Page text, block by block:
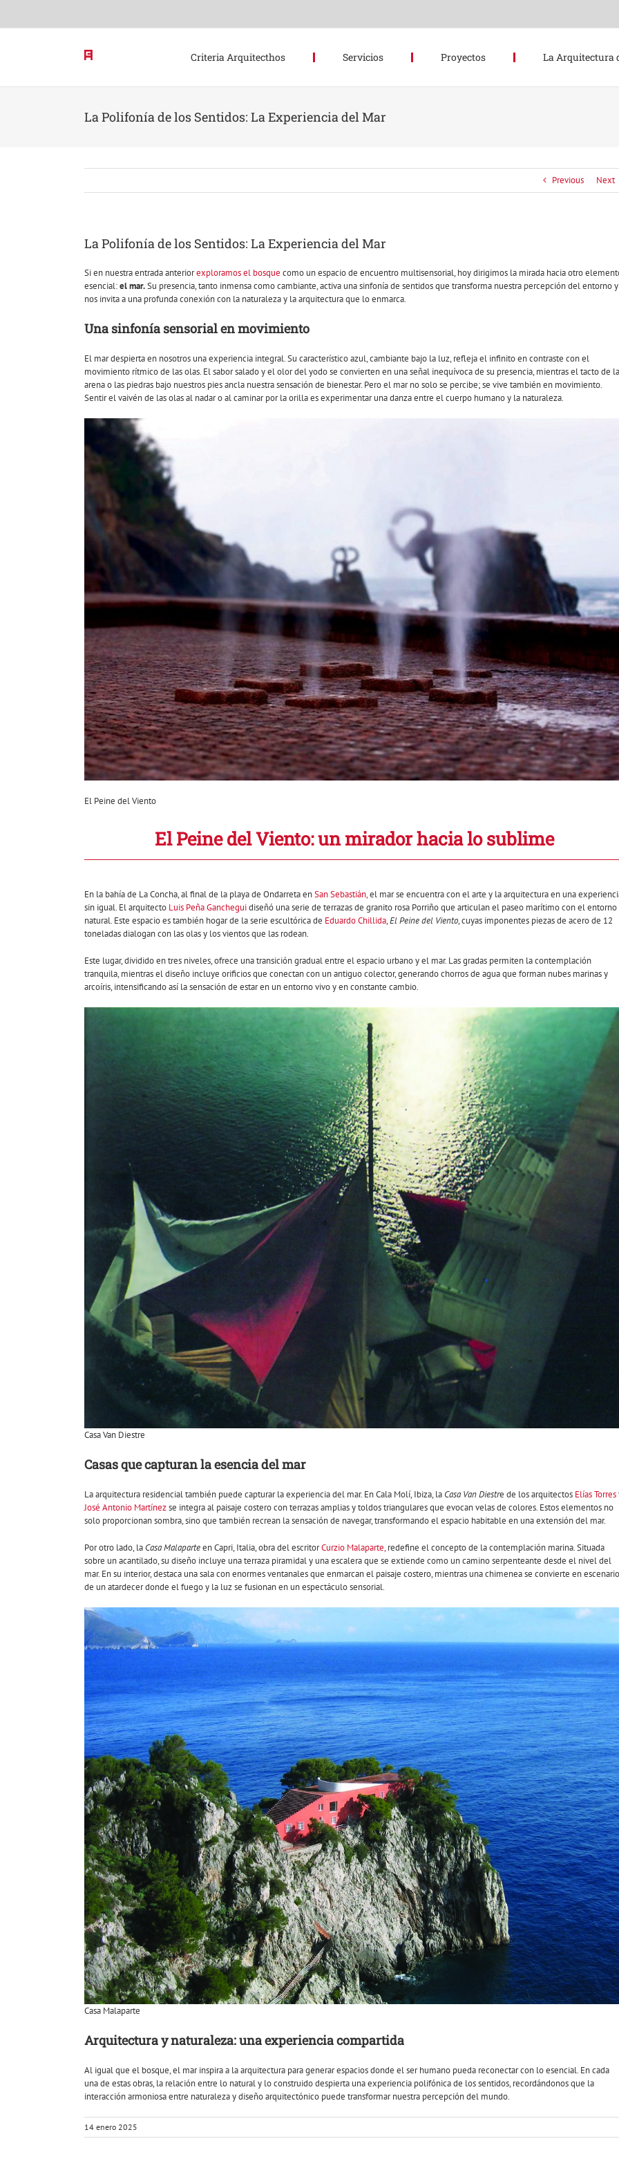
content
Criteria Arquitecthos Servicios Proyectos La Arquitectura
La Polifonía de los Sentidos: La Experiencia del Mar
Previous Next
La Polifonía de los Sentidos: La Experiencia del Mar
Si en nuestra entrada anteriorexploramos el bosque como un espacio de encuentro multisensorial, hoy dirigimos la mirada hacia otro
esencial:el mar.Su presencia, tanto inmensa como cambiante, activa una sinfonía de sentidos que transforma nuestra percepción del entorno y
nos invita a una profunda conexión con la naturaleza y la arquitectura que lo enmarca.
Una sinfonía sensorial en movimiento
El mar despierta en nosotros una experiencia integral. Su característico azul, cambiante bajo la luz, refleja el infinito en contraste con el
movimiento rítmico de las olas. El sabor salado y el olor del yodo se convierten en una señal inequívoca de su presencia, mientras el tacto de la
arena o las piedras bajo nuestros pies ancla nuestra sensación de bienestar. Pero el mar no solo se percibe; se vive también en movimiento.
Sentir el vaivén de las olas al nadar o al caminar por la orilla es experimentar una danza entre el cuerpo humano y la naturaleza.
El Peine del Viento
El Peine del Viento: un mirador hacia lo sublime
En la bahía de La Concha, al final de la playa de Ondarreta enSan Sebastián,el mar se encuentra con el arte y la arquitectura en una
sin igual. El arquitecto Luis Peña Gancheguidiseñó una serie de terrazas de granito rosa Porriño que articulan el paseo marítimo con el entorno
natural. Este espacio es también hogar de la serie escultórica de Eduardo Chillida,El Peine del Viento, cuyas imponentes piezas de acero de 12
toneladas dialogan con las olas y los vientos que las rodean.
Este lugar, dividido en tres niveles, ofrece una transición gradual entre el espacio urbano y el mar. Las gradas permiten la contemplación
tranquila, mientras el diseño incluye orificios que conectan con un antiguo colector, generando chorros de agua que forman nubes marinas y
arcoíris, intensificando así la sensación de estar en un entorno vivo y en constante cambio.
Casa Van Diestre
Casas que capturan la esencia del mar
La arquitectura residencial también puede capturar la experiencia del mar. En Cala Molí, Ibiza, la Casa Van Diestre de los arquitectos Elías Torres
José Antonio Martínezse integra al paisaje costero con terrazas amplias y toldos triangulares que evocan velas de colores. Estos elementos no
solo proporcionan sombra, sino que también recrean la sensación de navegar, transformando el espacio habitable en una extensión del mar.
Por otro lado, la Casa Malaparteen Capri, Italia, obra del escritorCurzio Malaparte,redefine el concepto de la contemplación marina. Situada
sobre un acantilado, su diseño incluye una terraza piramidal y una escalera que se extiende como un camino serpenteante desde el nivel del
mar. En su interior, destaca una sala con enormes ventanales que enmarcan el paisaje costero, mientras una chimenea se convierte en escenario
de un atardecer donde el fuego y la luz se fusionan en un espectáculo sensorial.
Casa Malaparte
Arquitectura y naturaleza: una experiencia compartida
Al igual que el bosque, el mar inspira a la arquitectura para generar espacios donde el ser humano pueda reconectar con lo esencial. En cada
una de estas obras, la relación entre lo natural y lo construido despierta una experiencia polifónica de los sentidos, recordándonos que la
interacción armoniosa entre naturaleza y diseño arquitectónico puede transformar nuestra percepción del mundo.
14 enero 2025